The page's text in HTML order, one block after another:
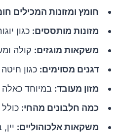
חומץ ומזונות המכילים
מזונות מותססים: כגון
משקאות מוגזים: קולה
דגנים מסוימים: כגון
מזון מעובד: במיוחד
כמה חלבונים מהחי:
משקאות אלכוהוליים: